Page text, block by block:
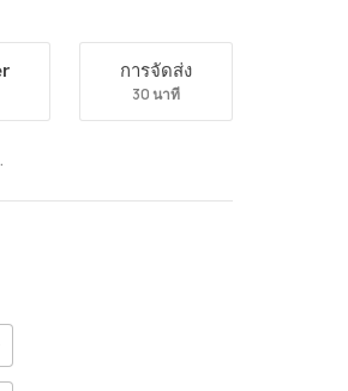
การจัดส่ง
30 นาที